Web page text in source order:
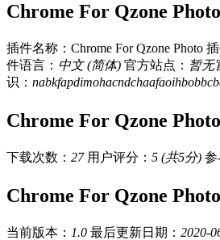
Chrome For Qzone
插件名称：Chrome For Qzone Photo
件语言： 中文 (简体) 官方站点： 暂无
识：
Chrome For Qzone
下载次数： 27 用户评分： 5 (共5分) 参
Chrome For Qzone
当前版本： 1.0 最后更新日期： 2020-